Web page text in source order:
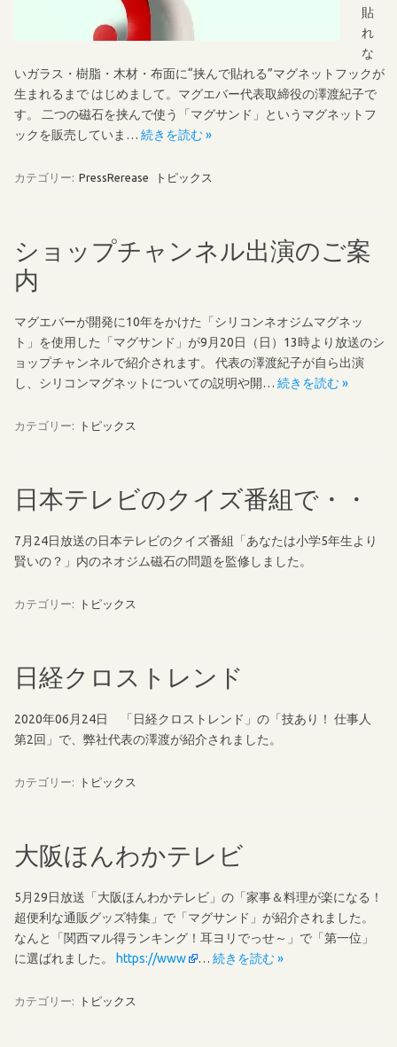
貼
れ
な
いガラス・樹脂・木材・布面に“挟んで貼れる”マグネットフックが
生まれるまで はじめまして。マグエバー代表取締役の澤渡紀子で
す。 二つの磁石を挟んで使う「マグサンド」というマグネットフ
ックを販売していま… 続きを読む »
カテゴリー: PressRerease トピックス
ショップチャンネル出演のご案
内
マグエバーが開発に10年をかけた「シリコンネオジムマグネッ
ト」を使用した「マグサンド」が9月20日（日）13時より放送のシ
ョップチャンネルで紹介されます。 代表の澤渡紀子が自ら出演
し、シリコンマグネットについての説明や開… 続きを読む »
カテゴリー: トピックス
日本テレビのクイズ番組で・・
7月24日放送の日本テレビのクイズ番組「あなたは小学5年生より
賢いの？」内のネオジム磁石の問題を監修しました。
カテゴリー: トピックス
日経クロストレンド
2020年06月24日 「日経クロストレンド」の「技あり！ 仕事人
第2回」で、弊社代表の澤渡が紹介されました。
カテゴリー: トピックス
大阪ほんわかテレビ
5月29日放送「大阪ほんわかテレビ」の「家事＆料理が楽になる！
超便利な通販グッズ特集」で「マグサンド」が紹介されました。
なんと「関西マル得ランキング！耳ヨリでっせ～」で「第一位」
に選ばれました。 https://www … 続きを読む »
カテゴリー: トピックス